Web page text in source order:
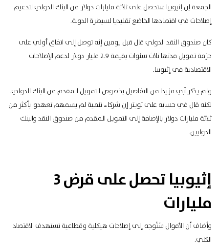
الجمعة إن إثيوبيا ستحصل على ثلاثة مليارات دولار من البنك الدولي لتدعيم
إصلاحات في اقتصادها الخاضع تقليديا لسيطرة الدولة.
كان صندوق النقد الدولي قال قبل يومين إنه توصل إلى اتفاق أولي على
حزمة تمويل مدتها ثلاث سنوات بقيمة 2.9 مليار دولار لدعم الإصلاحات
الاقتصادية في إثيوبيا.
ولم يذكر آبي مزيدا من التفاصيل بخصوص التمويل المقدم من البنك الدولي.
لكنه قال في حسابه على تويتر إن شركاء تنمية لم يسمهم تعهدوا بأكثر من
ثلاثة مليارات دولار بالإضافة إلى التمويل المقدم من صندوق النقد والبنك
الدوليين.
إثيوبيا تحصل على قرض 3
مليارات
وأضاف أن الأموال سَتُوجه إلى إصلاحات هيكلية وقطاعية تستهدف الاقتصاد
الكلي.